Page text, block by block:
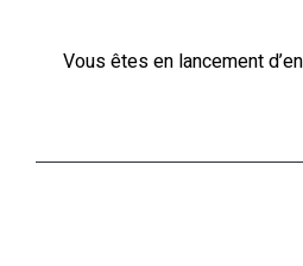
Vous êtes en lancement